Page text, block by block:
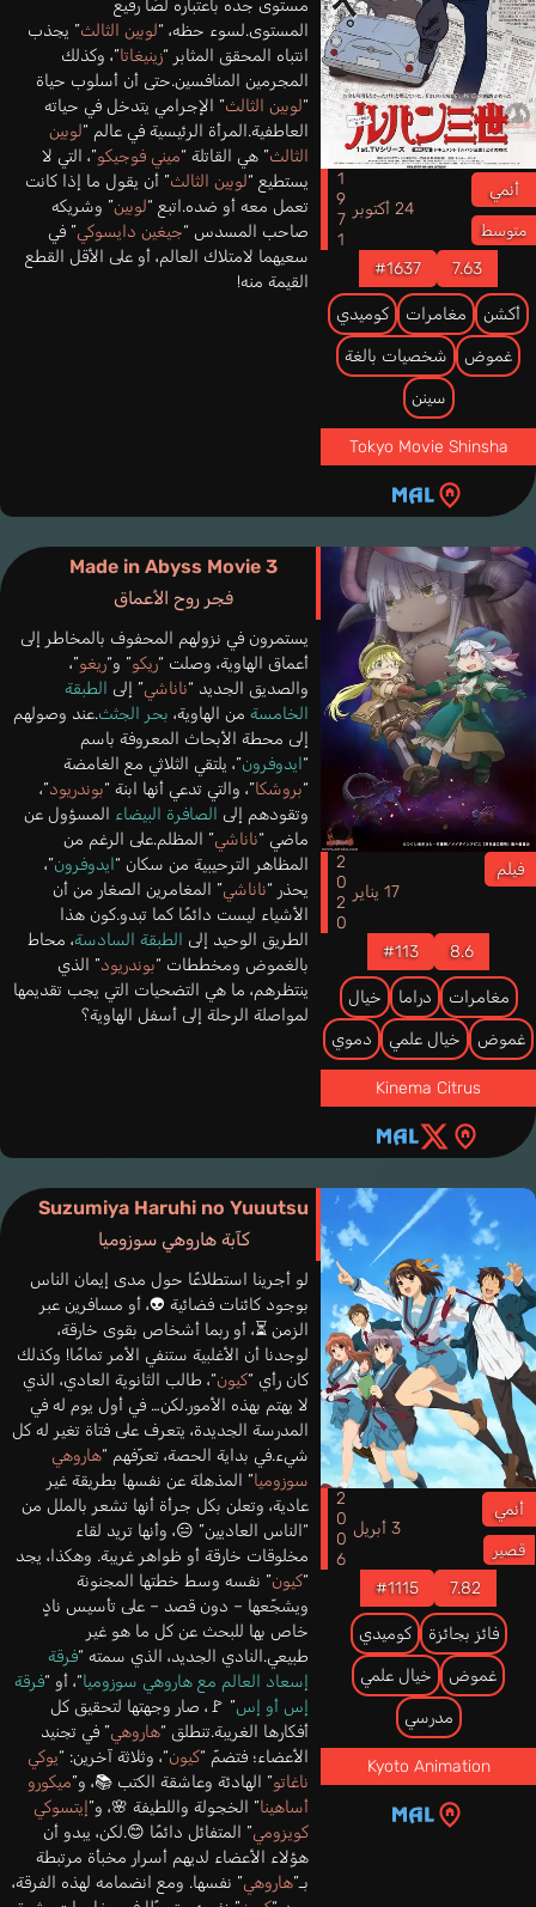
أنمي
متوسط
24 أكتوبر 1971
7.63
#1637
أكشن مغامرات كوميدي
غموض شخصيات بالغة
سينن
Tokyo Movie Shinsha
مستوى جده باعتباره لصًا رفيع
المستوى.لسوء حظه، “لوبين الثالث” يجذب
انتباه المحقق المثابر “زينيغاتا”، وكذلك
المجرمين المنافسين.حتى أن أسلوب حياة
“لوبين الثالث” الإجرامي يتدخل في حياته
العاطفية.المرأة الرئيسية في عالم “لوبين
الثالث” هي القاتلة “ميني فوجيكو”، التي لا
يستطيع “لوبين الثالث” أن يقول ما إذا كانت
تعمل معه أو ضده.اتبع “لوبين” وشريكه
صاحب المسدس “جيغين دايسوكي” في
سعيهما لامتلاك العالم، أو على الأقل القطع
القيمة منه!
Made in Abyss Movie 3
فجر روح الأعماق
فيلم
17 يناير
2020
8.6
#113
مغامرات دراما خيال
غموض خيال علمي دموي
Kinema Citrus
يستمرون في نزولهم المحفوف بالمخاطر إلى
أعماق الهاوية، وصلت “ريكو” و“ريغو”،
والصديق الجديد “ناناشي” إلى الطبقة
الخامسة من الهاوية، بحر الجثث.عند وصولهم
إلى محطة الأبحاث المعروفة باسم
“ايدوفرون”، يلتقي الثلاثي مع الغامضة
“بروشكا”، والتي تدعي أنها ابنة “بوندريود”،
وتقودهم إلى الصافرة البيضاء المسؤول عن
ماضي “ناناشي” المظلم.على الرغم من
المظاهر الترحيبية من سكان “ايدوفرون”،
يحذر “ناناشي” المغامرين الصغار من أن
الأشياء ليست دائمًا كما تبدو.كون هذا
الطريق الوحيد إلى الطبقة السادسة، محاط
بالغموض ومخططات “بوندريود” الذي
ينتظرهم، ما هي التضحيات التي يجب تقديمها
لمواصلة الرحلة إلى أسفل الهاوية؟
Suzumiya Haruhi no Yuuutsu
كآبة هاروهي سوزوميا
أنمي
قصير
3 أبريل 2006
7.82
#1115
فائز بجائزة كوميدي
غموض خيال علمي
مدرسي
Kyoto Animation
لو أجرينا استطلاعًا حول مدى إيمان الناس
بوجود كائنات فضائية 👽، أو مسافرين عبر
الزمن ⏳، أو ربما أشخاص بقوى خارقة،
لوجدنا أن الأغلبية ستنفي الأمر تمامًا! وكذلك
كان رأي “كيون“، طالب الثانوية العادي، الذي
لا يهتم بهذه الأمور.لكن… في أول يوم له في
المدرسة الجديدة، يتعرف على فتاة تغير له كل
شيء.في بداية الحصة، تعرّفهم “هاروهي
سوزوميا” المذهلة عن نفسها بطريقة غير
عادية، وتعلن بكل جرأة أنها تشعر بالملل من
“الناس العاديين” 😑، وأنها تريد لقاء
مخلوقات خارقة أو ظواهر غريبة. وهكذا، يجد
“كيون” نفسه وسط خطتها المجنونة
ويشجّعها – دون قصد – على تأسيس نادٍ
خاص بها للبحث عن كل ما هو غير
طبيعي.النادي الجديد، الذي سمته “فرقة
إسعاد العالم مع هاروهي سوزوميا“، أو “فرقة
إس أو إس” 🚩، صار وجهتها لتحقيق كل
أفكارها الغريبة.تنطلق “هاروهي” في تجنيد
الأعضاء؛ فتضمّ “كيون“، وثلاثة آخرين: “يوكي
ناغاتو” الهادئة وعاشقة الكتب 📚، و”ميكورو
أساهينا” الخجولة واللطيفة 🌸، و”إيتسوكي
كويزومي” المتفائل دائمًا 😊.لكن، يبدو أن
هؤلاء الأعضاء لديهم أسرار مخبأة مرتبطة
بـ”هاروهي” نفسها. ومع انضمامه لهذه الفرقة،